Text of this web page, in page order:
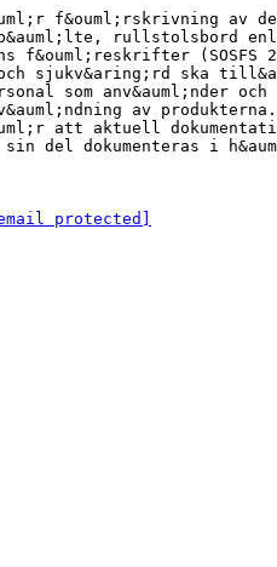
f&ouml;rskrivning av
rullstolsbord
(SOSFS
sjukv&aring;rd ska
som anv&auml;nder
av produkterna.
att aktuell
del dokumenteras i
protected]